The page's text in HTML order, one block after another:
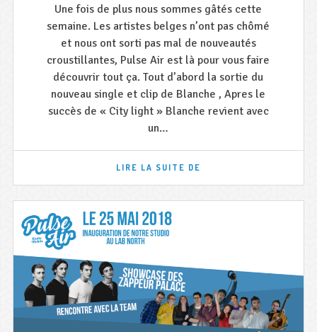
Une fois de plus nous sommes gâtés cette
semaine. Les artistes belges n’ont pas chômé
et nous ont sorti pas mal de nouveautés
croustillantes, Pulse Air est là pour vous faire
découvrir tout ça. Tout d’abord la sortie du
nouveau single et clip de Blanche , Apres le
succès de « City light » Blanche revient avec
un…
LIRE LA SUITE DE